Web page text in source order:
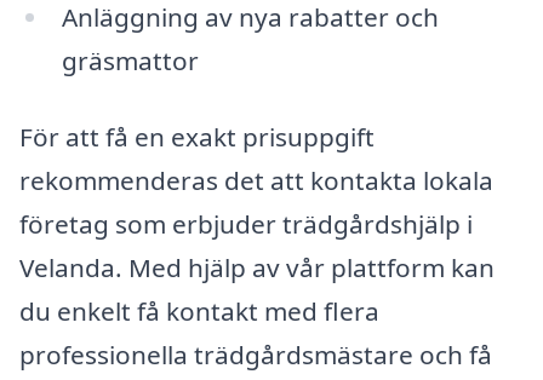
Anläggning av nya rabatter och
gräsmattor
För att få en exakt prisuppgift
rekommenderas det att kontakta lokala
företag som erbjuder trädgårdshjälp i
Velanda. Med hjälp av vår plattform kan
du enkelt få kontakt med flera
professionella trädgårdsmästare och få